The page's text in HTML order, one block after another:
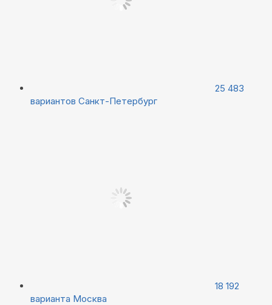
25 483
вариантов Санкт-Петербург
18 192
варианта Москва